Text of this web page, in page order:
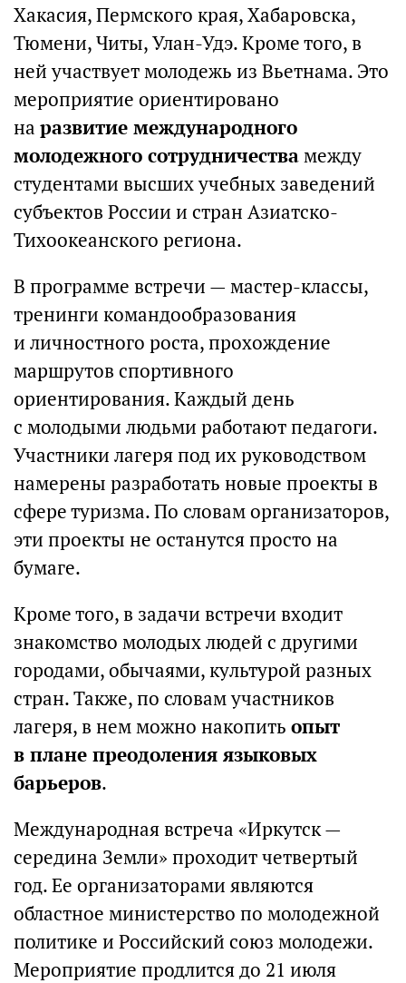
Хакасия, Пермского края, Хабаровска,
Тюмени, Читы, Улан-Удэ. Кроме того, в
ней участвует молодежь из Вьетнама. Это
мероприятие ориентировано
на развитие международного
молодежного сотрудничествамежду
студентами высших учебных заведений
субъектов России и стран Азиатско-
Тихоокеанского региона.
В программе встречи — мастер-классы,
тренинги командообразования
и личностного роста, прохождение
маршрутов спортивного
ориентирования. Каждый день
с молодыми людьми работают педагоги.
Участники лагеря под их руководством
намерены разработать новые проекты в
сфере туризма. По словам организаторов,
эти проекты не останутся просто на
бумаге.
Кроме того, в задачи встречи входит
знакомство молодых людей с другими
городами, обычаями, культурой разных
стран. Также, по словам участников
лагеря, в нем можно накопить опыт
в плане преодоления языковых
барьеров.
Международная встреча «Иркутск —
середина Земли» проходит четвертый
год. Ее организаторами являются
областное министерство по молодежной
политике и Российский союз молодежи.
Мероприятие продлится до 21 июля